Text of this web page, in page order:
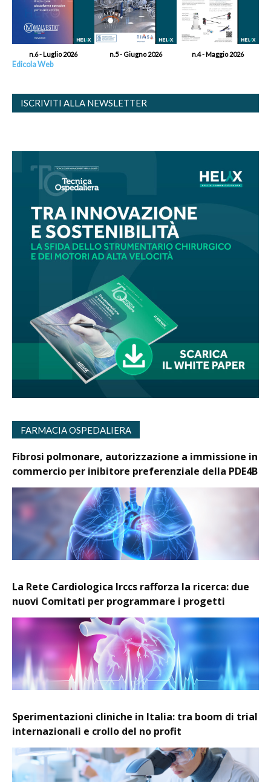
n.6 - Luglio 2026 n.5 - Giugno 2026 n.4 - Maggio 2026
Edicola Web
ISCRIVITI ALLA NEWSLETTER
FARMACIA OSPEDALIERA
Fibrosi polmonare, autorizzazione a immissione in
commercio per inibitore preferenziale della PDE4B
La Rete Cardiologica Irccs rafforza la ricerca: due
nuovi Comitati per programmare i progetti
Sperimentazioni cliniche in Italia: tra boom di trial
internazionali e crollo del no profit